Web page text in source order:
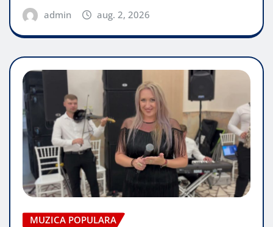
admin aug. 2, 2026
MUZICA POPULARA